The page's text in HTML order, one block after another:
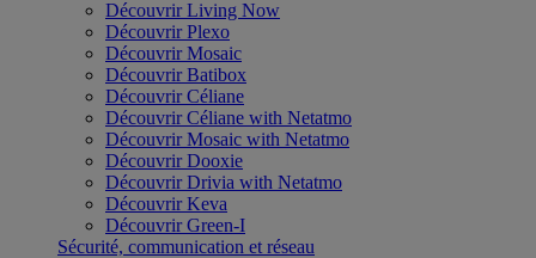
Découvrir Living Now
Découvrir Plexo
Découvrir Mosaic
Découvrir Batibox
Découvrir Céliane
Découvrir Céliane with Netatmo
Découvrir Mosaic with Netatmo
Découvrir Dooxie
Découvrir Drivia with Netatmo
Découvrir Keva
Découvrir Green-I
Sécurité, communication et réseau